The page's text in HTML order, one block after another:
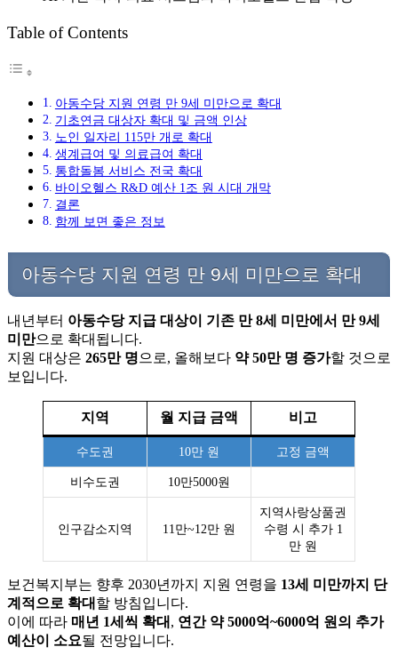
Table of Contents
아동수당 지원 연령 만 9세 미만으로 확대
기초연금 대상자 확대 및 금액 인상
노인 일자리 115만 개로 확대
생계급여 및 의료급여 확대
통합돌봄 서비스 전국 확대
바이오헬스 R&D 예산 1조 원 시대 개막
결론
함께 보면 좋은 정보
아동수당 지원 연령 만 9세 미만으로 확대
내년부터 아동수당 지급 대상이 기존 만 8세 미만에서 만 9세
미만으로 확대됩니다.
지원 대상은 265만 명으로, 올해보다 약 50만 명 증가할 것으로
보입니다.
지역 월 지급 금액 비고
수도권 10만 원 고정 금액
비수도권 10만5000원
인구감소지역 11만~12만 원
지역사랑상품권
수령 시 추가 1
만 원
보건복지부는 향후 2030년까지 지원 연령을 13세 미만까지 단
계적으로 확대 할 방침입니다.
이에 따라 매년 1세씩 확대 , 연간 약 5000억~6000억 원의 추가
예산이 소요될 전망입니다.